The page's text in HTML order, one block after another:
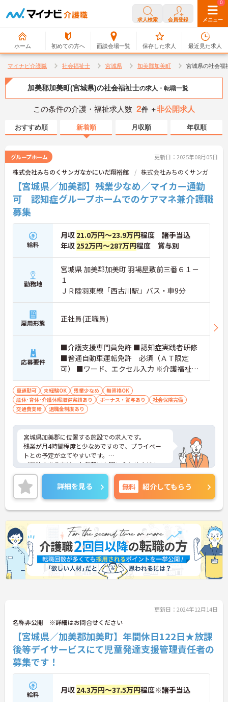
求人検索 会員登録 メニュー
ホーム 初めての方へ 面談会場一覧
0
保存した求人
0
最近見た求人
マイナビ介護職 社会福祉士 宮城県 加美郡加美町 宮城県の社会福
加美郡加美町(宮城県)の社会福祉士の求人・転職一覧
この条件の介護・福祉求人数 2件 ＋非公開求人
おすすめ順 新着順 月収順 年収順
グループホーム 更新日：2025年08月05日
株式会社みちのくサンガなかにいだ翔裕館 株式会社みちのくサンガ
【宮城県／加美郡】残業少なめ／マイカー通勤
可 認知症グループホームでのケアマネ兼介護職
募集
給料
月収 21.0万円～23.9万円程度 諸手当込
年収 252万円～287万円程度 賞与別
勤務地
宮城県 加美郡加美町 羽場屋敷前三番６１－
１
ＪＲ陸羽東線「西古川駅」バス・車9分
雇用形態 正社員(正職員)
応募要件
■介護支援専門員免許 ■認知症実践者研修
■普通自動車運転免許 必須（ＡＴ限定
可） ■ワード、エクセル入力 ※介護福祉士
あれば尚可 ※介護施設・介護サービス事業
所経験者尚可
車通勤可 未経験OK 残業少なめ
無資格OK
産休･育休･介護休暇取得実績あり
ボーナス・賞与あり
社会保険完備
交通費支給
退職金制度あり
宮城県加美郡に位置する施設での求人です。
残業が月4時間程度と少なめですので、プライベー
トとの予定が立てやすいです。
ご興味のある方は、お気軽にお問い合わせくださ
い。
詳細を見る 無料 紹介してもらう
更新日：2024年12月14日
名称非公開 ※詳細はお問合せください
【宮城県／加美郡加美町】年間休日122日★放課
後等デイサービスにて児童発達支援管理責任者の
募集です！
給料 月収 24.3万円～37.5万円程度※諸手当込